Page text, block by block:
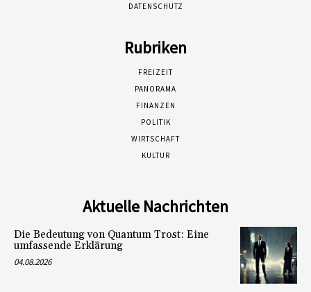
DATENSCHUTZ
Rubriken
FREIZEIT
PANORAMA
FINANZEN
POLITIK
WIRTSCHAFT
KULTUR
Aktuelle Nachrichten
Die Bedeutung von Quantum Trost: Eine
umfassende Erklärung
04.08.2026